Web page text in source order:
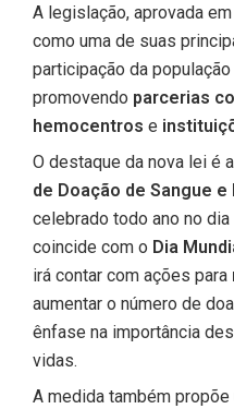
A legislação, aprovada em
como uma de suas
participação da
promovendo parcerias
hemocentros e
O destaque da nova lei é
de Doação de Sangue e
celebrado todo ano no dia
coincide com o Dia
irá contar com ações para
aumentar o número de
ênfase na importância
vidas.
A medida também propõe